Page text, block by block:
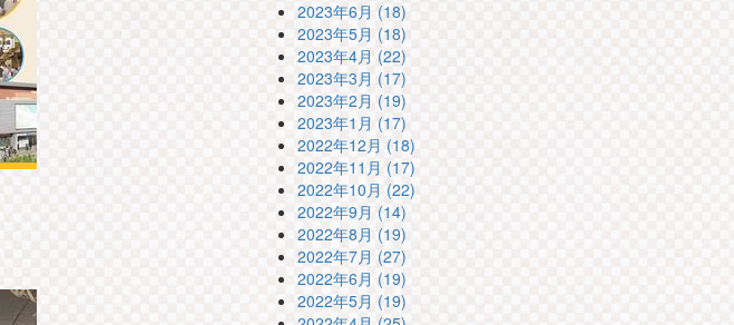
2023年6月 (18)
2023年5月 (18)
2023年4月 (22)
2023年3月 (17)
2023年2月 (19)
2023年1月 (17)
2022年12月 (18)
2022年11月 (17)
2022年10月 (22)
2022年9月 (14)
2022年8月 (19)
2022年7月 (27)
2022年6月 (19)
2022年5月 (19)